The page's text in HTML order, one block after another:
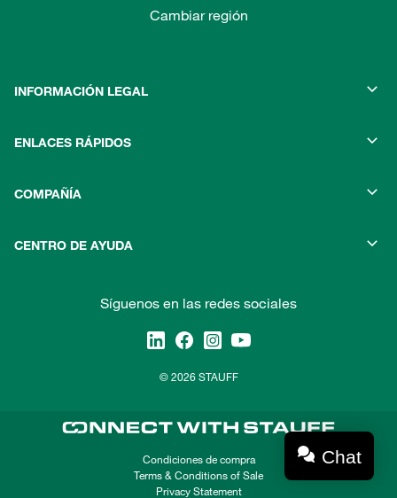
Cambiar región
INFORMACIÓN LEGAL
ENLACES RÁPIDOS
COMPAÑÍA
CENTRO DE AYUDA
Síguenos en las redes sociales
© 2026 STAUFF
Condiciones de compra
Terms & Conditions of Sale
Privacy Statement
Chat